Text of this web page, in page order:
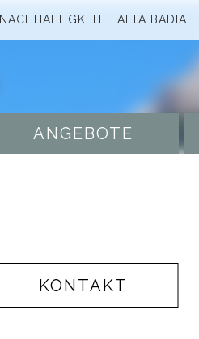
NACHHALTIGKEIT ALTA BADIA
ANGEBOTE
KONTAKT